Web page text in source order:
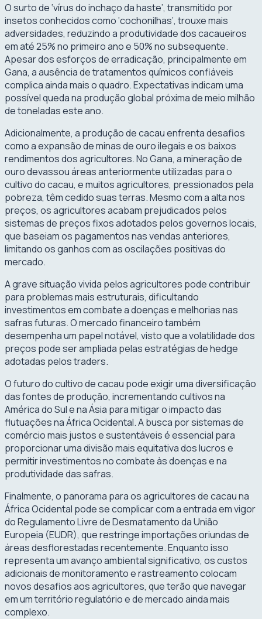
O surto de ‘vírus do inchaço da haste’, transmitido por
insetos conhecidos como ‘cochonilhas’, trouxe mais
adversidades, reduzindo a produtividade dos cacaueiros
em até 25% no primeiro ano e 50% no subsequente.
Apesar dos esforços de erradicação, principalmente em
Gana, a ausência de tratamentos químicos confiáveis
complica ainda mais o quadro. Expectativas indicam uma
possível queda na produção global próxima de meio milhão
de toneladas este ano.
Adicionalmente, a produção de cacau enfrenta desafios
como a expansão de minas de ouro ilegais e os baixos
rendimentos dos agricultores. No Gana, a mineração de
ouro devassou áreas anteriormente utilizadas para o
cultivo do cacau, e muitos agricultores, pressionados pela
pobreza, têm cedido suas terras. Mesmo com a alta nos
preços, os agricultores acabam prejudicados pelos
sistemas de preços fixos adotados pelos governos locais,
que baseiam os pagamentos nas vendas anteriores,
limitando os ganhos com as oscilações positivas do
mercado.
A grave situação vivida pelos agricultores pode contribuir
para problemas mais estruturais, dificultando
investimentos em combate a doenças e melhorias nas
safras futuras. O mercado financeiro também
desempenha um papel notável, visto que a volatilidade dos
preços pode ser ampliada pelas estratégias de hedge
adotadas pelos traders.
O futuro do cultivo de cacau pode exigir uma diversificação
das fontes de produção, incrementando cultivos na
América do Sul e na Ásia para mitigar o impacto das
flutuações na África Ocidental. A busca por sistemas de
comércio mais justos e sustentáveis é essencial para
proporcionar uma divisão mais equitativa dos lucros e
permitir investimentos no combate às doenças e na
produtividade das safras.
Finalmente, o panorama para os agricultores de cacau na
África Ocidental pode se complicar com a entrada em vigor
do Regulamento Livre de Desmatamento da União
Europeia (EUDR), que restringe importações oriundas de
áreas desflorestadas recentemente. Enquanto isso
representa um avanço ambiental significativo, os custos
adicionais de monitoramento e rastreamento colocam
novos desafios aos agricultores, que terão que navegar
em um território regulatório e de mercado ainda mais
complexo.